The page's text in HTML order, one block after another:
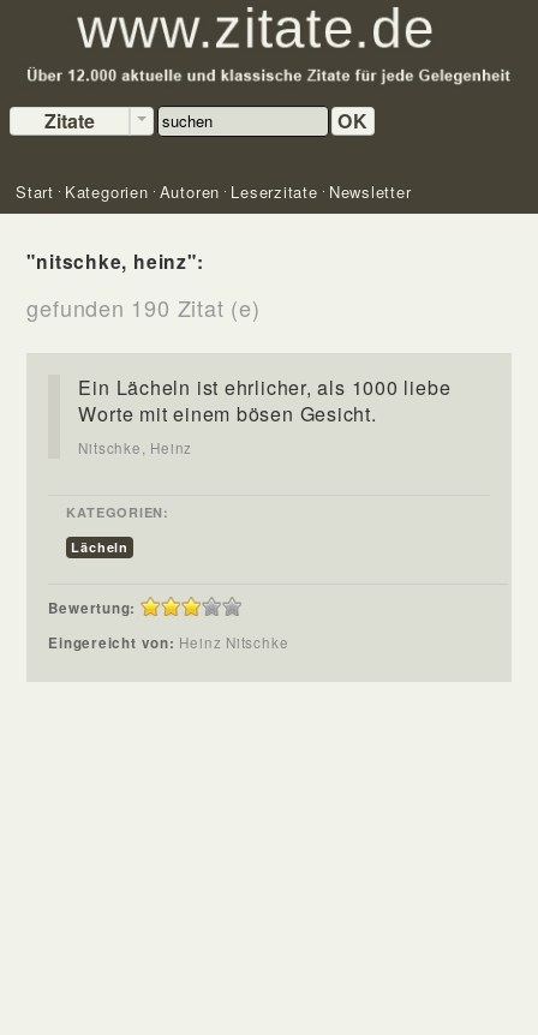
Zitate OK
Start Kategorien Autoren Leserzitate Newsletter
"nitschke, heinz":
gefunden 190 Zitat (e)
Ein Lächeln ist ehrlicher, als 1000 liebe
Worte mit einem bösen Gesicht.
Nitschke, Heinz
KATEGORIEN:
Lächeln
Bewertung:
Eingereicht von: Heinz Nitschke